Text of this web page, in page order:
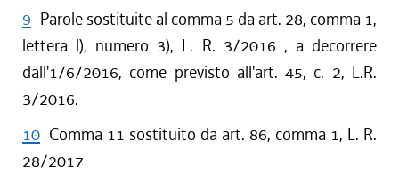
9 Parole sostituite al comma 5 da art. 28, comma 1,
lettera l), numero 3), L. R. 3/2016 , a decorrere
dall'1/6/2016, come previsto all'art. 45, c. 2, L.R.
3/2016.
10 Comma 11 sostituito da art. 86, comma 1, L. R.
28/2017